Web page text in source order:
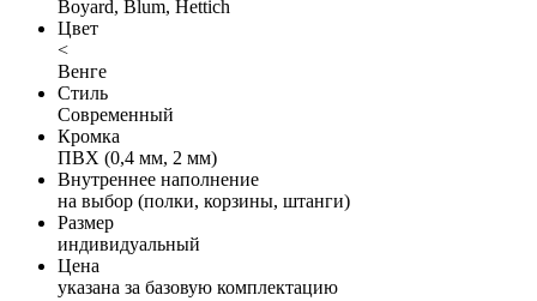
Boyard, Blum, Hettich
Цвет
<
Венге
Стиль
Современный
Кромка
ПВХ (0,4 мм, 2 мм)
Внутреннее наполнение
на выбор (полки, корзины, штанги)
Размер
индивидуальный
Цена
указана за базовую комплектацию